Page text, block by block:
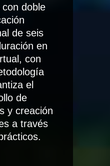
doble
de seis
en
con
el
de
y creación
a través